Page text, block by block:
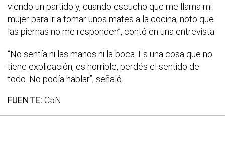
viendo un partido y, cuando escucho que me llama mi
mujer para ir a tomar unos mates a la cocina, noto que
las piernas no me responden”, contó en una entrevista.
“No sentía ni las manos ni la boca. Es una cosa que no
tiene explicación, es horrible, perdés el sentido de
todo. No podía hablar”, señaló.
FUENTE: C5N